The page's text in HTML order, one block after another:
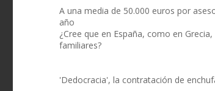
A una media de 50.000 euros por
año
¿Cree que en España, como en
familiares?
'Dedocracia', la contratación de